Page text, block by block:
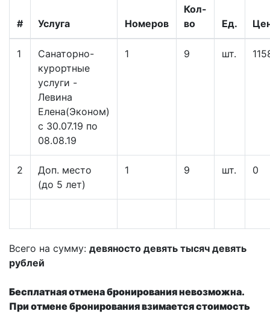
# Услуга Номеров
Кол-
во
Ед.
1
Cанаторно-
курортные
услуги -
Левина
Елена(Эконом)
c 30.07.19 по
08.08.19
1 9 шт.
2
Доп. место
(до 5 лет)
1 9 шт. 0
Всего на сумму: девяносто девять тысяч девять
рублей
Бесплатная отмена бронирования невозможна.
При отмене бронирования взимается стоимость